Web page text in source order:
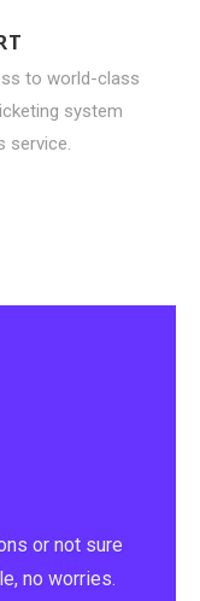
to world-class
system
or not sure
no worries.